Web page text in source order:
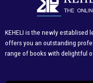
KEHELI is the newly establised
offers you an outstanding
range of books with delightful